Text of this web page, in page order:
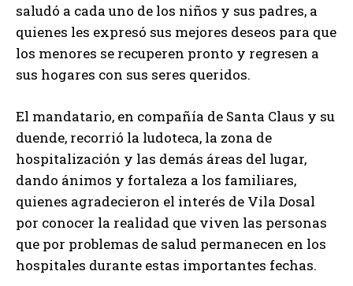
saludó a cada uno de los niños y sus padres, a
quienes les expresó sus mejores deseos para que
los menores se recuperen pronto y regresen a
sus hogares con sus seres queridos.
El mandatario, en compañía de Santa Claus y su
duende, recorrió la ludoteca, la zona de
hospitalización y las demás áreas del lugar,
dando ánimos y fortaleza a los familiares,
quienes agradecieron el interés de Vila Dosal
por conocer la realidad que viven las personas
que por problemas de salud permanecen en los
hospitales durante estas importantes fechas.